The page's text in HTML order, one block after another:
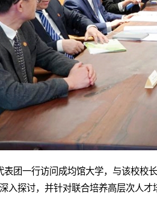
表团一行访问成均馆大学，与该校校
入探讨，并针对联合培养高层次人才